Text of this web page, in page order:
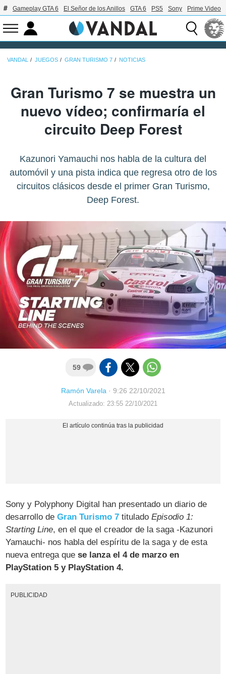
Gameplay GTA 6 El Señor de los Anillos GTA 6 PS5 Sony Prime Video
VANDAL JUEGOS GRAN TURISMO 7 NOTICIAS
Gran Turismo 7 se muestra un
nuevo vídeo; confirmaría el
circuito Deep Forest
Kazunori Yamauchi nos habla de la cultura del
automóvil y una pista indica que regresa otro de los
circuitos clásicos desde el primer Gran Turismo,
Deep Forest.
59
Ramón Varela· 9:26 22/10/2021
Actualizado: 23:55 22/10/2021
Sony y Polyphony Digital han presentado un diario de
desarrollo deGran Turismo 7 tituladoEpisodio 1:
Starting Line, en el que el creador de la saga -Kazunori
Yamauchi- nos habla del espíritu de la saga y de esta
nueva entrega quese lanza el 4 de marzo en
PlayStation 5 y PlayStation 4.
PUBLICIDAD